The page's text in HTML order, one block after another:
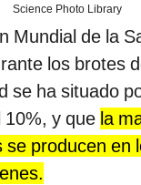
Science Photo Library
Mundial de la
los brotes
se ha situado
10%, y que la
se producen en